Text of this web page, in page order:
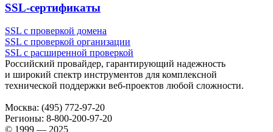
SSL-сертификаты
SSL с проверкой домена
SSL с проверкой организации
SSL с расширенной проверкой
Российский провайдер, гарантирующий надежность
и широкий спектр инструментов для комплексной
технической поддержки веб-проектов любой сложности.
Москва: (495) 772-97-20
Регионы: 8-800-200-97-20
© 1999 — 2025